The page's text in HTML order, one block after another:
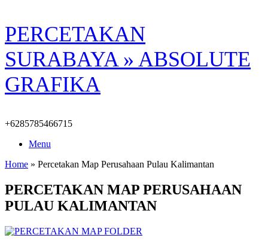
Skip
to
content
PERCETAKAN
SURABAYA » ABSOLUTE
GRAFIKA
+6285785466715
Menu
Home » Percetakan Map Perusahaan Pulau Kalimantan
PERCETAKAN MAP PERUSAHAAN
PULAU KALIMANTAN